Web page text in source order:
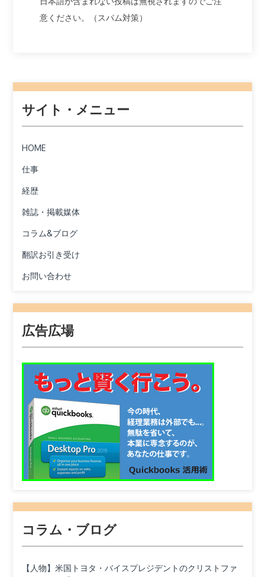
意ください。（スパム対策）
サイト・メニュー
HOME
仕事
経歴
雑誌・掲載媒体
コラム&ブログ
翻訳お引き受け
お問い合わせ
広告広場
コラム・ブログ
【人物】米国トヨタ・バイスプレジデントのクリストファ